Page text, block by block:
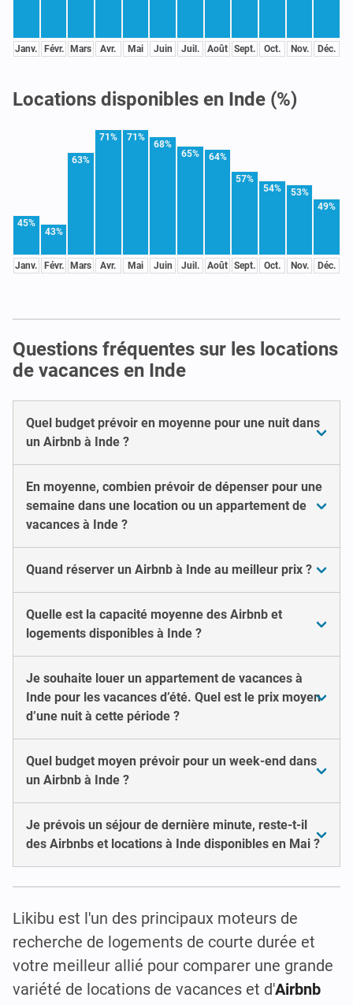
Janv. Févr. Mars Avr. Mai Juin Juil. Août Sept. Oct. Nov. Déc.
Locations disponibles en Inde (%)
45%
Janv.
43%
Févr.
63%
Mars
71%
Avr.
71%
Mai
68%
Juin
65%
Juil.
64%
Août
57%
Sept.
54%
Oct.
53%
Nov.
49%
Déc.
Questions fréquentes sur les locations
de vacances en Inde
Quel budget prévoir en moyenne pour une nuit dans
un Airbnb à Inde ?
En moyenne, combien prévoir de dépenser pour une
semaine dans une location ou un appartement de
vacances à Inde ?
Quand réserver un Airbnb à Inde au meilleur prix ?
Quelle est la capacité moyenne des Airbnb et
logements disponibles à Inde ?
Je souhaite louer un appartement de vacances à
Inde pour les vacances d’été. Quel est le prix moyen
d’une nuit à cette période ?
Quel budget moyen prévoir pour un week-end dans
un Airbnb à Inde ?
Je prévois un séjour de dernière minute, reste-t-il
des Airbnbs et locations à Inde disponibles en Mai ?
Likibu est l'un des principaux moteurs de
recherche de logements de courte durée et
votre meilleur allié pour comparer une grande
variété de locations de vacances et d'Airbnb